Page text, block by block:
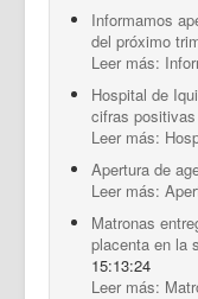
Informamos
del próximo
Leer más:
Hospital de
cifras
Leer más:
Apertura de
Leer más:
Matronas
placenta en la
15:13:24
Leer más: